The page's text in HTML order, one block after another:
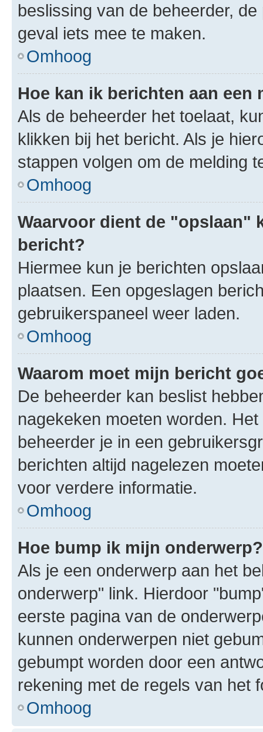
beslissing van de beheerder,
geval iets mee te maken.
Omhoog
Hoe kan ik berichten aan een
Als de beheerder het toelaat,
klikken bij het bericht. Als je
stappen volgen om de melding
Omhoog
Waarvoor dient de "opslaan"
bericht?
Hiermee kun je berichten
plaatsen. Een opgeslagen
gebruikerspaneel weer laden.
Omhoog
Waarom moet mijn bericht
De beheerder kan beslist
nagekeken moeten worden.
beheerder je in een
berichten altijd nagelezen
voor verdere informatie.
Omhoog
Hoe bump ik mijn onderwerp?
Als je een onderwerp aan het
onderwerp" link. Hierdoor
eerste pagina van de
kunnen onderwerpen niet
gebumpt worden door een
rekening met de regels van het
Omhoog